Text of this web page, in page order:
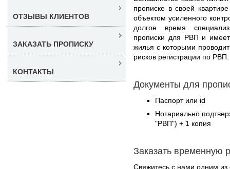
прописке в своей
объектом усиленного
долгое время
прописки для РВП и
жилья с которыми
рисков регистрации по РВП.
Документы для
Паспорт или id
Нотариально
"РВП") + 1 копия
Заказать временную
Свяжитесь с нами одним
ОТЗЫВЫ КЛИЕНТОВ
ЗАКАЗАТЬ ПРОПИСКУ
КОНТАКТЫ